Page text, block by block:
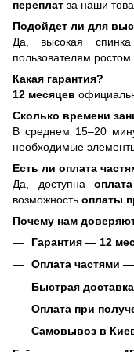
переплат за наши
Подойдет ли для
Да, высокая
пользователям ростом
Какая гарантия?
12 месяцев
Сколько времени
В среднем 15–20
необходимые
Есть ли оплата
Да, доступна
возможность оплаты
Почему нам
Гарантия — 12
Оплата частями
Быстрая
Оплата при
Самовывоз в